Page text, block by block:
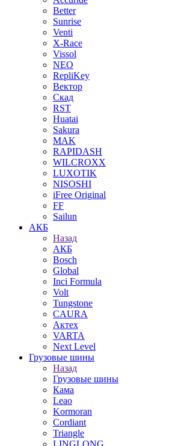
Better
Sunrise
Venti
X-Race
Vissol
NEO
RepliKey
Вектор
Скад
RST
Huatai
Sakura
MAK
RAPIDASH
WILCROXX
LUXOTIK
NISOSHI
iFree Original
FF
Sailun
АКБ
Назад
АКБ
Bosch
Global
Inci Formula
Volt
Tungstone
CAURA
Актех
VARTA
Next Level
Грузовые шины
Назад
Грузовые шины
Кама
Leao
Kormoran
Cordiant
Triangle
LINGLONG